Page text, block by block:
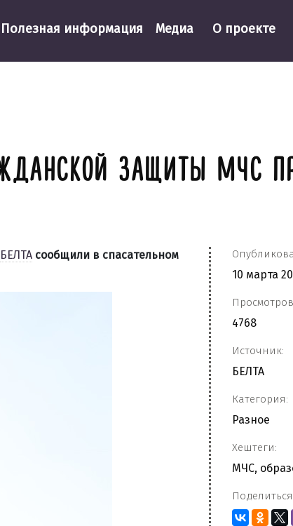
Полезная информация Медиа О проекте
ЗАЩИТЫ МЧС
БЕЛТА сообщили в спасательном
10 марта
4768
Источник:
БЕЛТА
Категория:
Разное
Хештеги:
МЧС,